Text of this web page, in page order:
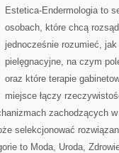
Estetica-Endermologia to
osobach, które chcą
jednocześnie rozumieć, jak
pielęgnacyjne, na czym
oraz które terapie
miejsce łączy
zachodzących
selekcjonować
to Moda, Uroda,